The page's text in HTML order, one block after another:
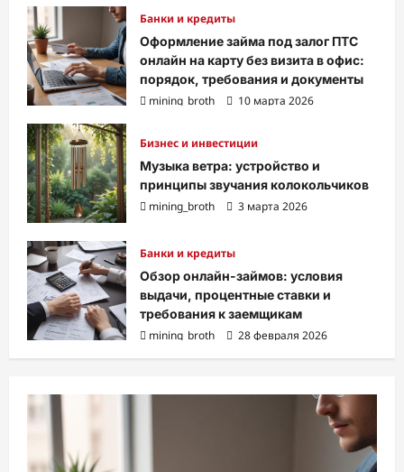
Банки и кредиты
Оформление займа под залог ПТС
онлайн на карту без визита в офис:
порядок, требования и документы
mining_broth
10 марта 2026
Бизнес и инвестиции
Музыка ветра: устройство и
принципы звучания колокольчиков
mining_broth
3 марта 2026
Банки и кредиты
Обзор онлайн-займов: условия
выдачи, процентные ставки и
требования к заемщикам
mining_broth
28 февраля 2026